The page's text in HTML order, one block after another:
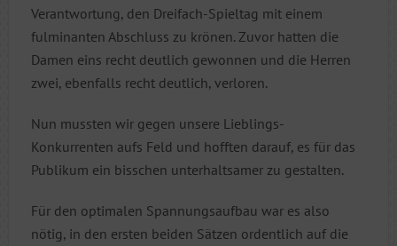
Verantwortung, den Dreifach-Spieltag mit einem
fulminanten Abschluss zu krönen. Zuvor hatten die
Damen eins recht deutlich gewonnen und die Herren
zwei, ebenfalls recht deutlich, verloren.
Nun mussten wir gegen unsere Lieblings-
Konkurrenten aufs Feld und hofften darauf, es für das
Publikum ein bisschen unterhaltsamer zu gestalten.
Für den optimalen Spannungsaufbau war es also
nötig, in den ersten beiden Sätzen ordentlich auf die